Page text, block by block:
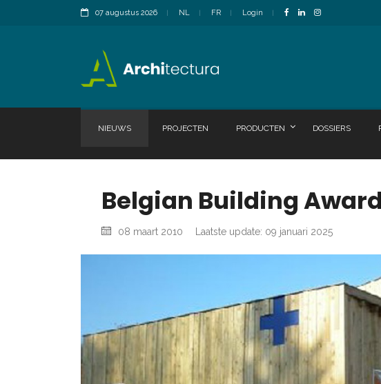
07 augustus 2026 NL FR Login
NIEUWS PROJECTEN PRODUCTEN DOSSIERS
Belgian Building
08 maart 2010 Laatste update: 09 januari 2025